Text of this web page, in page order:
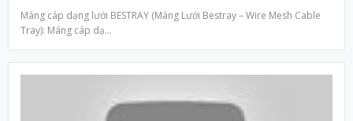
Máng cáp dạng lưới BESTRAY (Máng Lưới Bestray – Wire Mesh Cable
Tray): Máng cáp dạ…